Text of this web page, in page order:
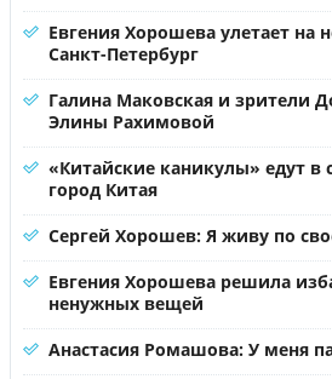
Евгения Хорошева улетает на
Санкт-Петербург
Галина Маковская и зрители
Элины Рахимовой
«Китайские каникулы» едут в
город Китая
Сергей Хорошев: Я живу по
Евгения Хорошева решила
ненужных вещей
Анастасия Ромашова: У меня